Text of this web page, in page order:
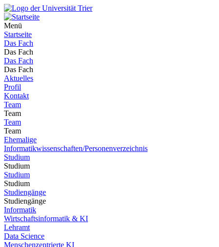
Menü
Startseite
Das Fach
Das Fach
Das Fach
Das Fach
Aktuelles
Profil
Kontakt
Team
Team
Team
Team
Ehemalige
Informatikwissenschaften/Personenverzeichnis
Studium
Studium
Studium
Studium
Studiengänge
Studiengänge
Informatik
Wirtschaftsinformatik & KI
Lehramt
Data Science
Menschenzentrierte KI